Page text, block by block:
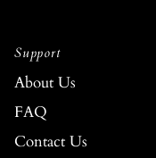
Support
About Us
FAQ
Contact Us